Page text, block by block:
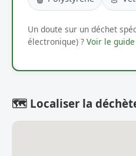
Un doute sur un déchet
électronique) ? Voir le
🗺️ Localiser la